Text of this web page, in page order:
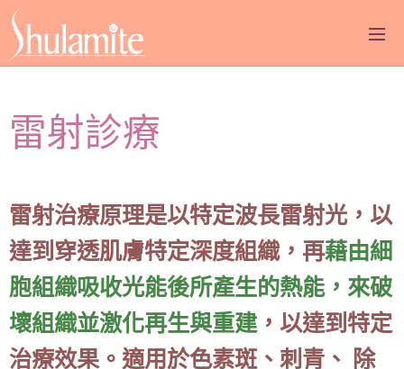
雷射診療
雷射治療原理是以特定波長雷射光，以
達到穿透肌膚特定深度組織，再藉由細
胞組織吸收光能後所產生的熱能，來破
壞組織並激化再生與重建，以達到特定
治療效果。適用於色素斑、刺青、 除